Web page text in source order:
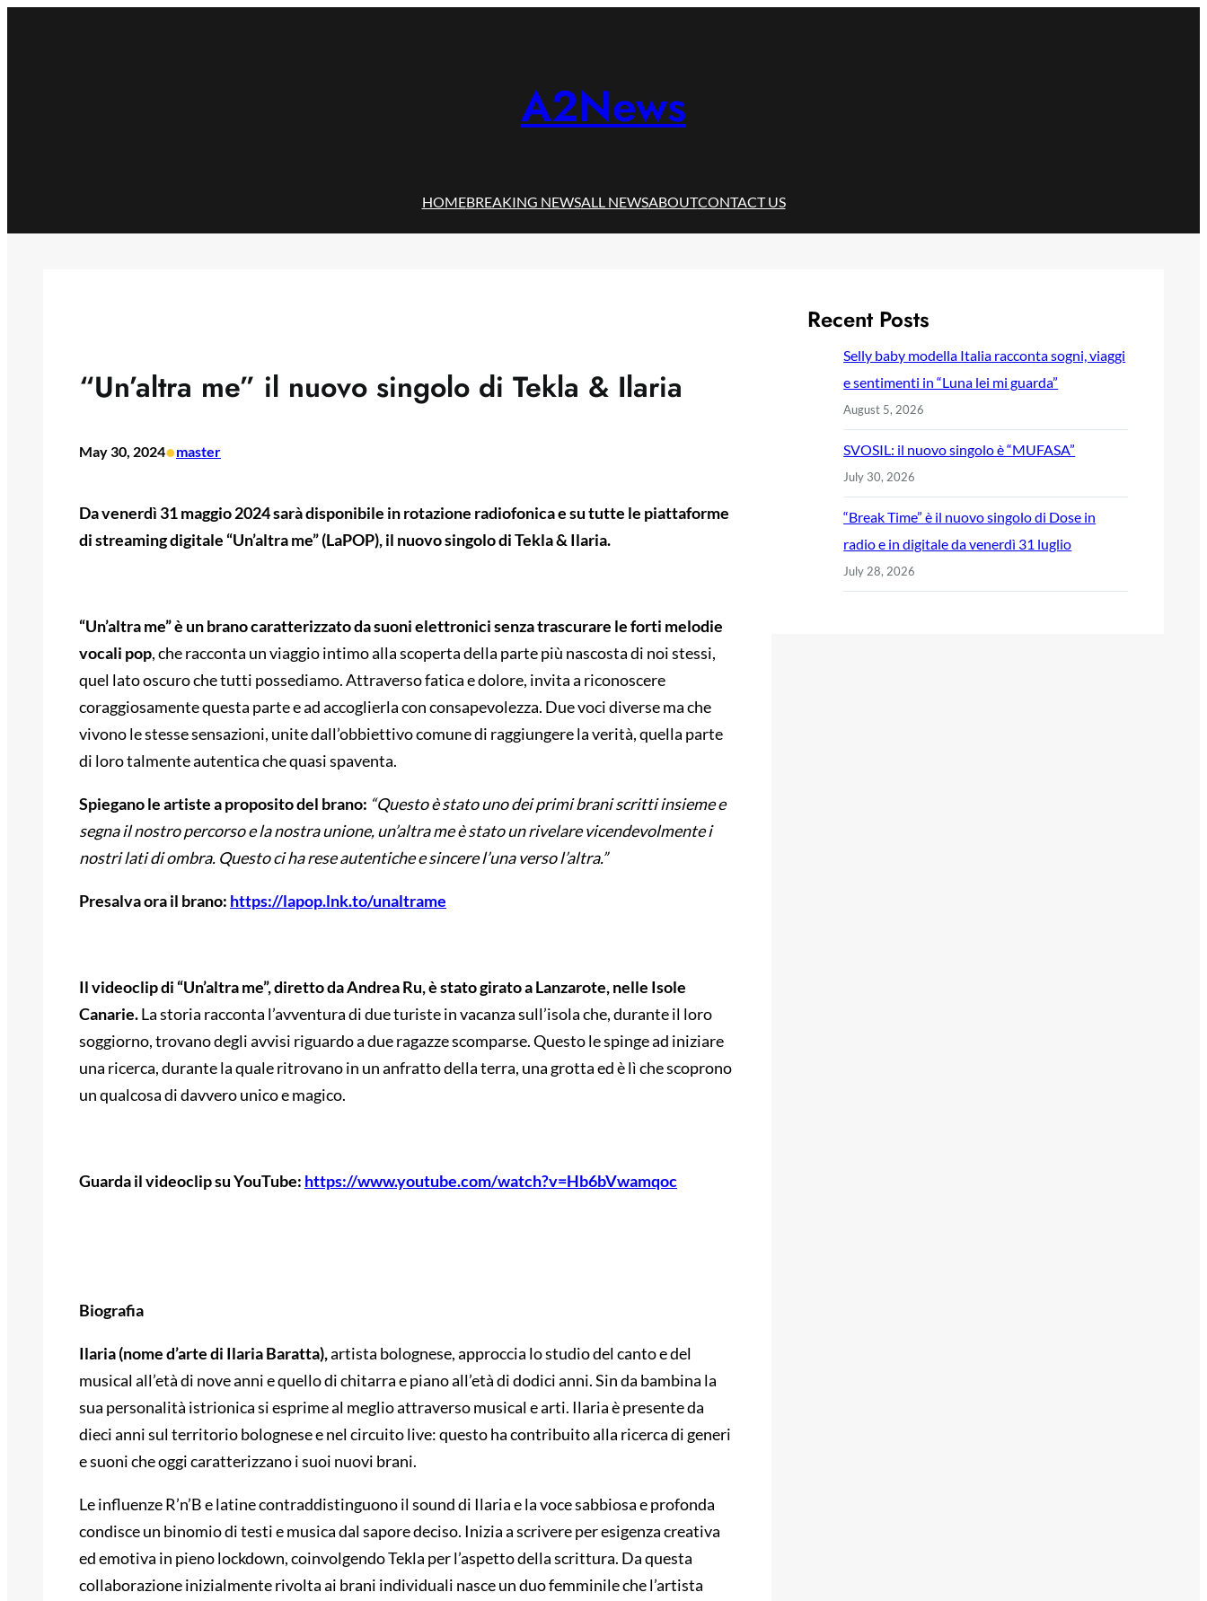
A2News
HOMEBREAKING NEWSALL NEWSABOUTCONTACT US
“Un’altra me” il nuovo singolo di Tekla & Ilaria
May 30, 2024•master
Da venerdì 31 maggio 2024 sarà disponibile in rotazione radiofonica e su tutte le piattaforme
di streaming digitale “Un’altra me” (LaPOP), il nuovo singolo di Tekla & Ilaria.
“Un’altra me” è un brano caratterizzato da suoni elettronici senza trascurare le forti melodie
vocali pop, che racconta un viaggio intimo alla scoperta della parte più nascosta di noi stessi,
quel lato oscuro che tutti possediamo. Attraverso fatica e dolore, invita a riconoscere
coraggiosamente questa parte e ad accoglierla con consapevolezza. Due voci diverse ma che
vivono le stesse sensazioni, unite dall’obbiettivo comune di raggiungere la verità, quella parte
di loro talmente autentica che quasi spaventa.
Spiegano le artiste a proposito del brano: “Questo è stato uno dei primi brani scritti insieme e
segna il nostro percorso e la nostra unione, un’altra me è stato un rivelare vicendevolmente i
nostri lati di ombra. Questo ci ha rese autentiche e sincere l’una verso l’altra.”
Presalva ora il brano: https://lapop.lnk.to/unaltrame
Il videoclip di “Un’altra me”, diretto da Andrea Ru, è stato girato a Lanzarote, nelle Isole
Canarie.La storia racconta l’avventura di due turiste in vacanza sull’isola che, durante il loro
soggiorno, trovano degli avvisi riguardo a due ragazze scomparse. Questo le spinge ad iniziare
una ricerca, durante la quale ritrovano in un anfratto della terra, una grotta ed è lì che scoprono
un qualcosa di davvero unico e magico.
Guarda il videoclip su YouTube: https://www.youtube.com/watch?v=Hb6bVwamqoc
Biografia
Ilaria (nome d’arte di Ilaria Baratta),artista bolognese, approccia lo studio del canto e del
musical all’età di nove anni e quello di chitarra e piano all’età di dodici anni. Sin da bambina la
sua personalità istrionica si esprime al meglio attraverso musical e arti. Ilaria è presente da
dieci anni sul territorio bolognese e nel circuito live: questo ha contribuito alla ricerca di generi
e suoni che oggi caratterizzano i suoi nuovi brani.
Le influenze R’n’B e latine contraddistinguono il sound di Ilaria e la voce sabbiosa e profonda
condisce un binomio di testi e musica dal sapore deciso. Inizia a scrivere per esigenza creativa
ed emotiva in pieno lockdown, coinvolgendo Tekla per l’aspetto della scrittura. Da questa
collaborazione inizialmente rivolta ai brani individuali nasce un duo femminile che l’artista
Recent Posts
Selly baby modella Italia racconta sogni, viaggi
e sentimenti in “Luna lei mi guarda”
August 5, 2026
SVOSIL: il nuovo singolo è “MUFASA”
July 30, 2026
“Break Time” è il nuovo singolo di Dose in
radio e in digitale da venerdì 31 luglio
July 28, 2026